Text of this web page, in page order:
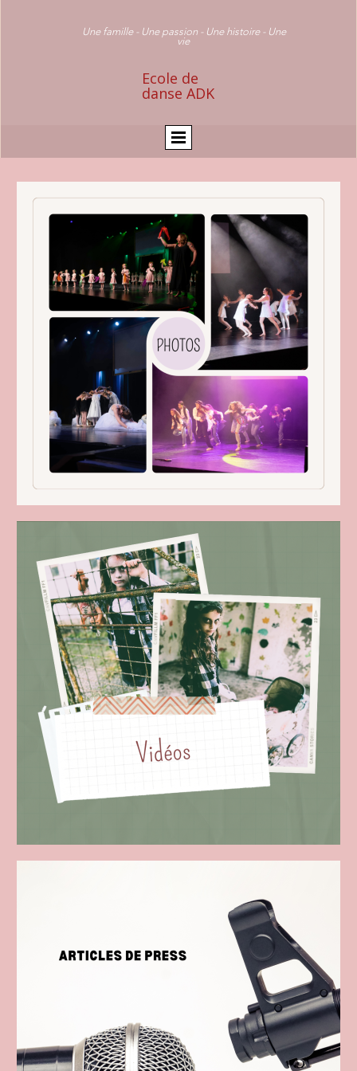
Une famille - Une passion - Une histoire - Une
vie
Ecole de
danse ADK